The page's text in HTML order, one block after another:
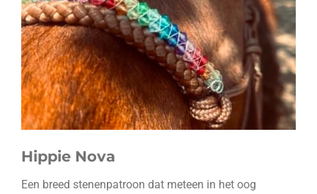
Hippie Nova
Een breed stenenpatroon dat meteen in het oog